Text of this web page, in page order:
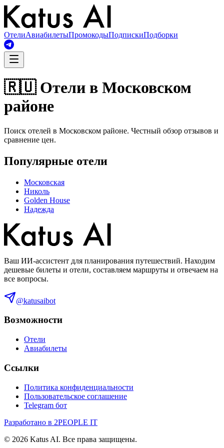
ОтелиАвиабилетыПромокодыПодпискиПодборки
🇷🇺 Отели в Московском
районе
Поиск отелей в Московском районе. Честный обзор отзывов и
сравнение цен.
Популярные отели
Московская
Николь
Golden House
Надежда
Ваш ИИ-ассистент для планирования путешествий. Находим
дешевые билеты и отели, составляем маршруты и отвечаем на
все вопросы.
@katusaibot
Возможности
Отели
Авиабилеты
Ссылки
Политика конфиденциальности
Пользовательское соглашение
Telegram бот
Разработано в 2PEOPLE IT
© 2026 Katus AI. Все права защищены.